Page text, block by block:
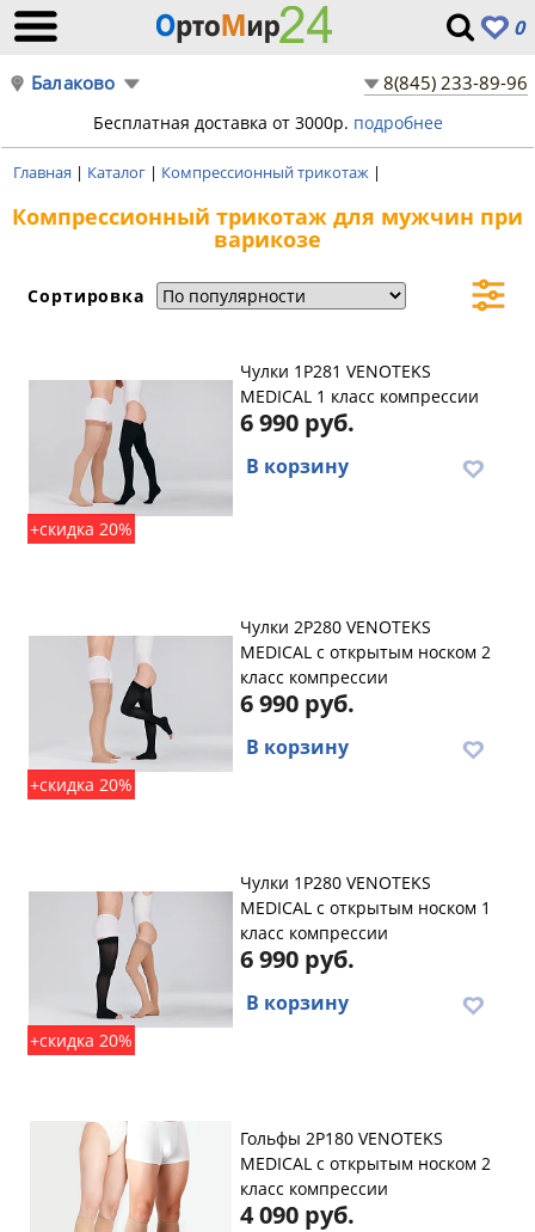
0
Балаково 8(845) 233-89-96
Бесплатная доставка от 3000р. подробнее
Главная | Каталог | Компрессионный трикотаж |
Компрессионный трикотаж для мужчин при
варикозе
Сортировка
+скидка 20%
Чулки 1P281 VENOTEKS
MEDICAL 1 класс компрессии
6 990 руб.
В корзину
+скидка 20%
Чулки 2P280 VENOTEKS
MEDICAL с открытым носком 2
класс компрессии
6 990 руб.
В корзину
+скидка 20%
Чулки 1P280 VENOTEKS
MEDICAL с открытым носком 1
класс компрессии
6 990 руб.
В корзину
Гольфы 2P180 VENOTEKS
MEDICAL с открытым носком 2
класс компрессии
4 090 руб.